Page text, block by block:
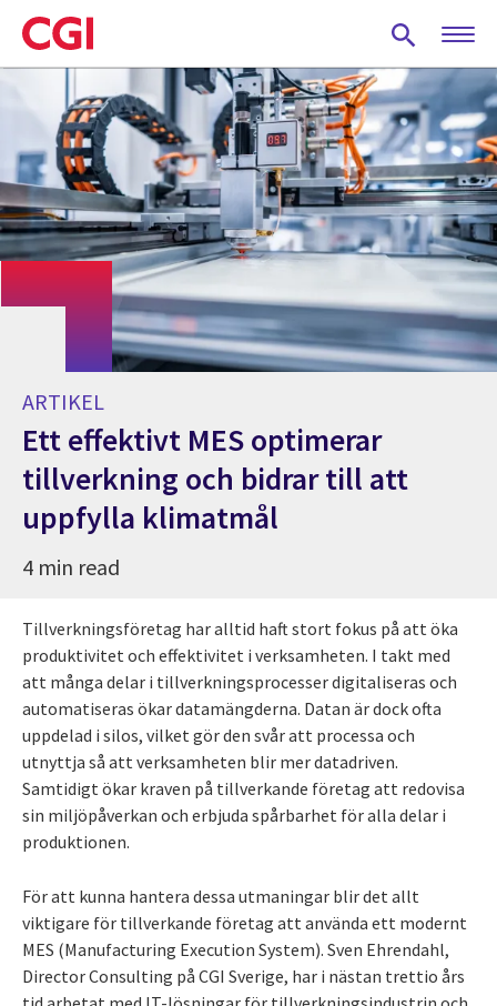
Skip
to
main
content
ARTIKEL
Ett effektivt MES optimerar
tillverkning och bidrar till att
uppfylla klimatmål
4 min read
Tillverkningsföretag har alltid haft stort fokus på att öka
produktivitet och effektivitet i verksamheten. I takt med
att många delar i tillverkningsprocesser digitaliseras och
automatiseras ökar datamängderna. Datan är dock ofta
uppdelad i silos, vilket gör den svår att processa och
utnyttja så att verksamheten blir mer datadriven.
Samtidigt ökar kraven på tillverkande företag att redovisa
sin miljöpåverkan och erbjuda spårbarhet för alla delar i
produktionen.
För att kunna hantera dessa utmaningar blir det allt
viktigare för tillverkande företag att använda ett modernt
MES (Manufacturing Execution System). Sven Ehrendahl,
Director Consulting på CGI Sverige, har i nästan trettio års